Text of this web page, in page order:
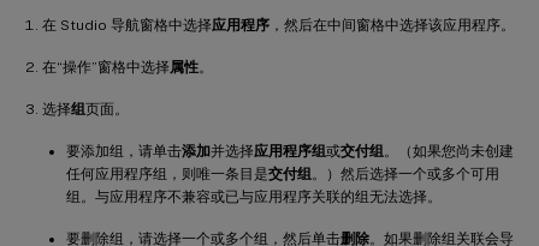
在 Studio 导航窗格中选择应用程序 ，然后在中间窗格中选择该应用程序。
在“操作”窗格中选择属性。
选择组页面。
要添加组，请单击添加并选择应用程序组或交付组 。（如果您尚未创建
任何应用程序组，则唯一条目是交付组 。）然后选择一个或多个可用
组。与应用程序不兼容或已与应用程序关联的组无法选择。
要删除组，请选择一个或多个组，然后单击删除。如果删除组关联会导